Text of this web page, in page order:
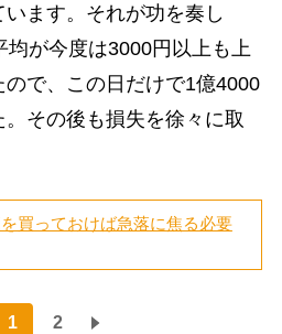
ます。それが功を奏し
均が今度は3000円以上も上
で、この日だけで1億4000
その後も損失を徐々に取
買っておけば急落に焦る必要
1 2